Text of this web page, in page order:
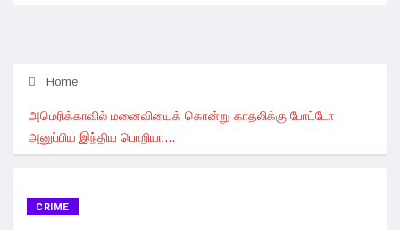
Home
அமெரிக்காவில் மனைவியைக் கொன்று காதலிக்கு போட்டோ
அனுப்பிய இந்திய பொறியா...
CRIME